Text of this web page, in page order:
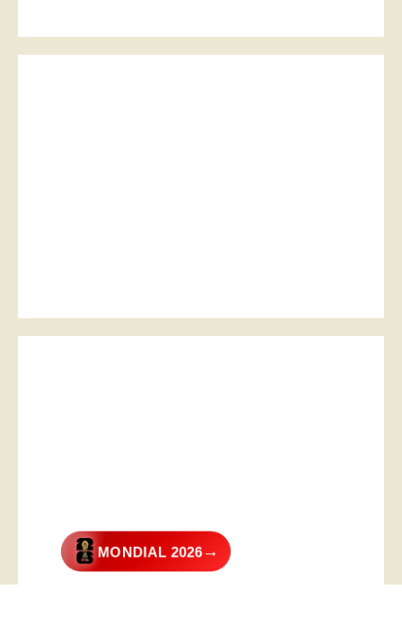
MONDIAL 2026→